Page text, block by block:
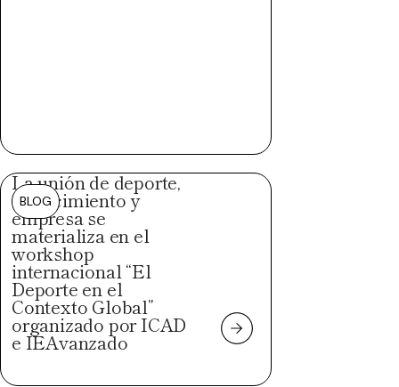
BLOG
La unión de deporte,
conocimiento y
empresa se
materializa en el
workshop
internacional “El
Deporte en el
Contexto Global”
organizado por ICAD
e IEAvanzado